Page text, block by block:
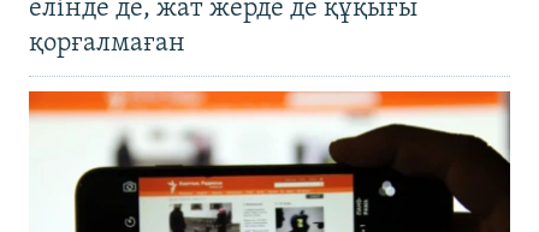
елінде де, жат жерде де құқығы
қорғалмаған